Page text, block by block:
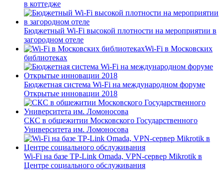
в коттедже
Бюджетный Wi-Fi высокой плотности на мероприятии в
загородном отеле
Wi-Fi в Московских
библиотеках
Бюджетная система Wi-Fi на международном форуме
Открытые инновации 2018
СКС в общежитии Московского Государственного
Университета им. Ломоносова
Wi-Fi на базе TP-Link Omada, VPN-сервер Mikrotik в
Центре социального обслуживания